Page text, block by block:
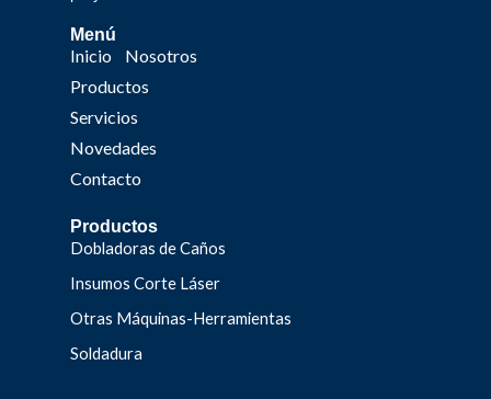
Menú
Inicio
Nosotros
Productos
Servicios
Novedades
Contacto
Productos
Dobladoras de Caños
Insumos Corte Láser
Otras Máquinas-Herramientas
Soldadura